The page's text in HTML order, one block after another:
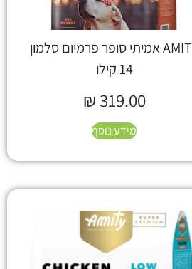
AMITY אמיתי סופר פרמיום סלמון
14 קילו
₪ 319.00
מידע נוסף